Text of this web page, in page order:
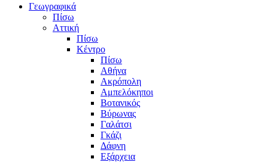
Γεωγραφικά
Πίσω
Αττική
Πίσω
Κέντρο
Πίσω
Αθήνα
Ακρόπολη
Αμπελόκηποι
Βοτανικός
Βύρωνας
Γαλάτσι
Γκάζι
Δάφνη
Εξάρχεια